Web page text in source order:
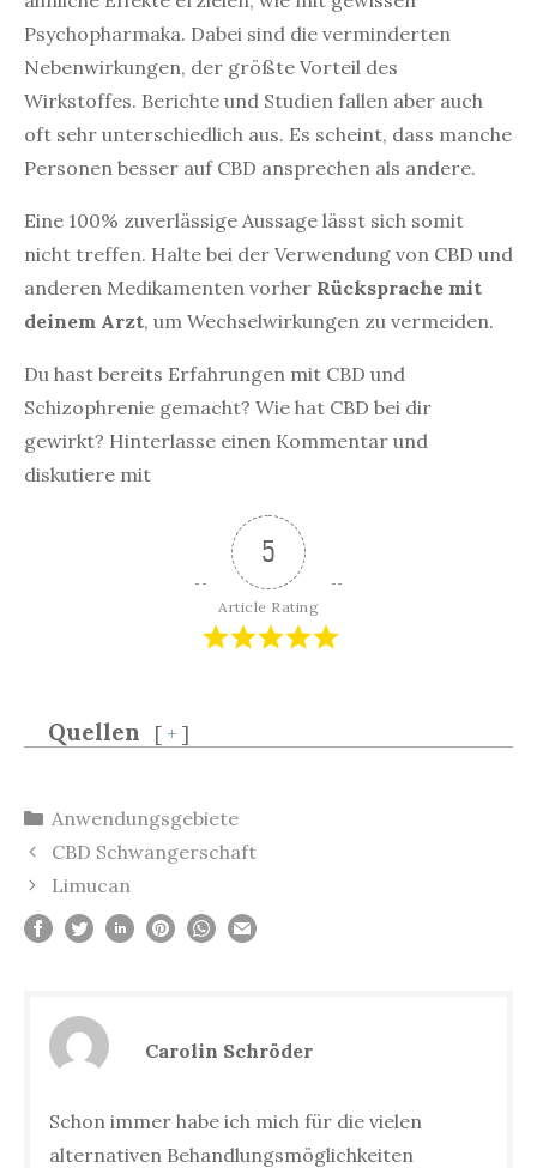
Psychopharmaka. Dabei sind die verminderten
Nebenwirkungen, der größte Vorteil des
Wirkstoffes. Berichte und Studien fallen aber auch
oft sehr unterschiedlich aus. Es scheint, dass manche
Personen besser auf CBD ansprechen als andere.
Eine 100% zuverlässige Aussage lässt sich somit
nicht treffen. Halte bei der Verwendung von CBD und
anderen Medikamenten vorher Rücksprache mit
deinem Arzt, um Wechselwirkungen zu vermeiden.
Du hast bereits Erfahrungen mit CBD und
Schizophrenie gemacht? Wie hat CBD bei dir
gewirkt? Hinterlasse einen Kommentar und
diskutiere mit
5
Article Rating
Quellen [ + ]
Kategorien
Anwendungsgebiete
Beitrags-
Navigation
CBD Schwangerschaft
Limucan
Carolin Schröder
Schon immer habe ich mich für die vielen
alternativen Behandlungsmöglichkeiten